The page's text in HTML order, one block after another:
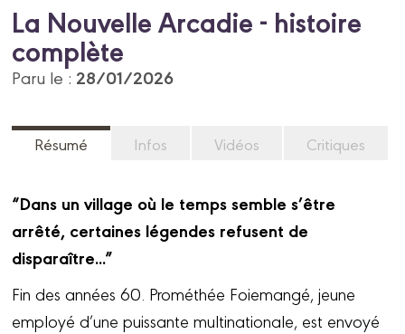
La Nouvelle Arcadie - histoire
complète
Paru le : 28/01/2026
Résumé Infos Vidéos Critiques
“Dans un village où le temps semble s’être
arrêté, certaines légendes refusent de
disparaître...”
Fin des années 60. Prométhée Foiemangé, jeune
employé d’une puissante multinationale, est envoyé